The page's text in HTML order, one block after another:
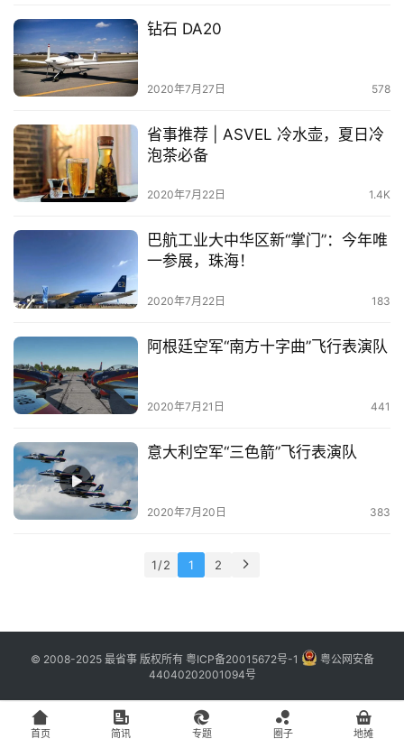
钻石 DA20
2020年7月27日 578
省事推荐 | ASVEL 冷水壶，夏日冷
泡茶必备
2020年7月22日 1.4K
巴航工业大中华区新“掌门”：今年唯
一参展，珠海！
2020年7月22日 183
阿根廷空军“南方十字曲”飞行表演队
2020年7月21日 441
意大利空军“三色箭”飞行表演队
2020年7月20日 383
1 / 2 1 2
© 2008-2025 最省事 版权所有 粤ICP备20015672号-1
粤公网安备
44040202001094号
首页 简讯 专题 圈子 地摊